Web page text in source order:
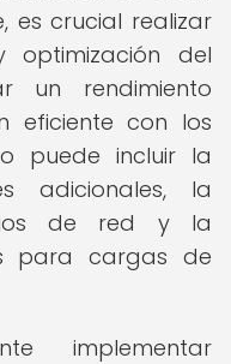
es crucial realizar
optimización del
un rendimiento
eficiente con los
puede incluir la
adicionales, la
de red y la
para cargas de
implementar